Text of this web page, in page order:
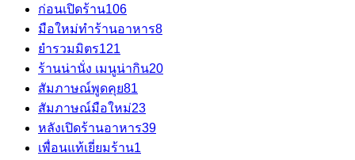
ก่อนเปิดร้าน106
มือใหม่ทำร้านอาหาร8
ยำรวมมิตร121
ร้านน่านั่ง เมนูน่ากิน20
สัมภาษณ์พูดคุย81
สัมภาษณ์มือใหม่23
หลังเปิดร้านอาหาร39
เพื่อนแท้เยี่ยมร้าน1